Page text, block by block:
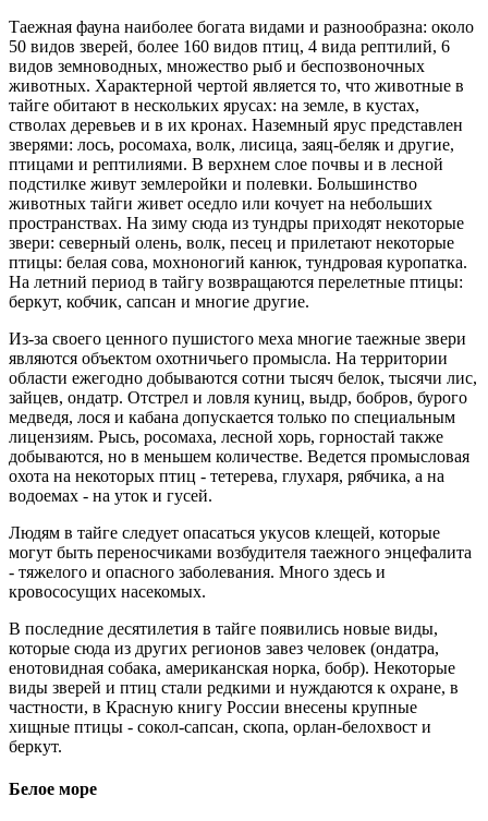
Таежная фауна наиболее богата видами и разнообразна: около
50 видов зверей, более 160 видов птиц, 4 вида рептилий, 6
видов земноводных, множество рыб и беспозвоночных
животных. Характерной чертой является то, что животные в
тайге обитают в нескольких ярусах: на земле, в кустах,
стволах деревьев и в их кронах. Наземный ярус представлен
зверями: лось, росомаха, волк, лисица, заяц-беляк и другие,
птицами и рептилиями. В верхнем слое почвы и в лесной
подстилке живут землеройки и полевки. Большинство
животных тайги живет оседло или кочует на небольших
пространствах. На зиму сюда из тундры приходят некоторые
звери: северный олень, волк, песец и прилетают некоторые
птицы: белая сова, мохноногий канюк, тундровая куропатка.
На летний период в тайгу возвращаются перелетные птицы:
беркут, кобчик, сапсан и многие другие.
Из-за своего ценного пушистого меха многие таежные звери
являются объектом охотничьего промысла. На территории
области ежегодно добываются сотни тысяч белок, тысячи лис,
зайцев, ондатр. Отстрел и ловля куниц, выдр, бобров, бурого
медведя, лося и кабана допускается только по специальным
лицензиям. Рысь, росомаха, лесной хорь, горностай также
добываются, но в меньшем количестве. Ведется промысловая
охота на некоторых птиц - тетерева, глухаря, рябчика, а на
водоемах - на уток и гусей.
Людям в тайге следует опасаться укусов клещей, которые
могут быть переносчиками возбудителя таежного энцефалита
- тяжелого и опасного заболевания. Много здесь и
кровососущих насекомых.
В последние десятилетия в тайге появились новые виды,
которые сюда из других регионов завез человек (ондатра,
енотовидная собака, американская норка, бобр). Некоторые
виды зверей и птиц стали редкими и нуждаются к охране, в
частности, в Красную книгу России внесены крупные
хищные птицы - сокол-сапсан, скопа, орлан-белохвост и
беркут.
Белое море